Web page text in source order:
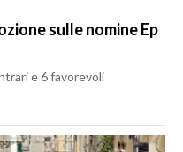
sulle nomine Ep
e 6 favorevoli